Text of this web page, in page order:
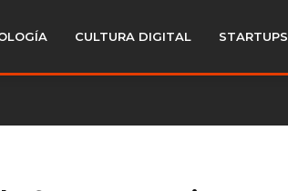
CULTURA DIGITAL STARTUPS